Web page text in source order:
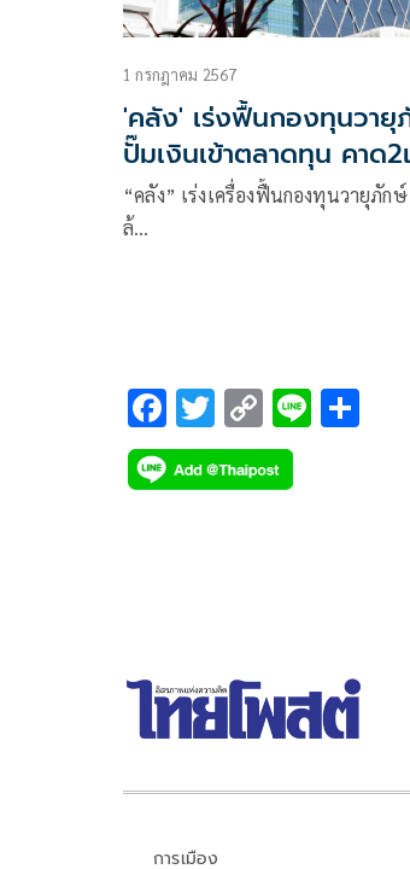
1 กรกฎาคม 2567
'คลัง' เร่งฟื้นกองทุนวายุ
ปั๊มเงินเข้าตลาดทุน คาด
“คลัง” เร่งเครื่องฟื้นกองทุนวายุภัก
ล้…
F
ac
e
T
wi
tt
C
o
p
Li
การเมือง